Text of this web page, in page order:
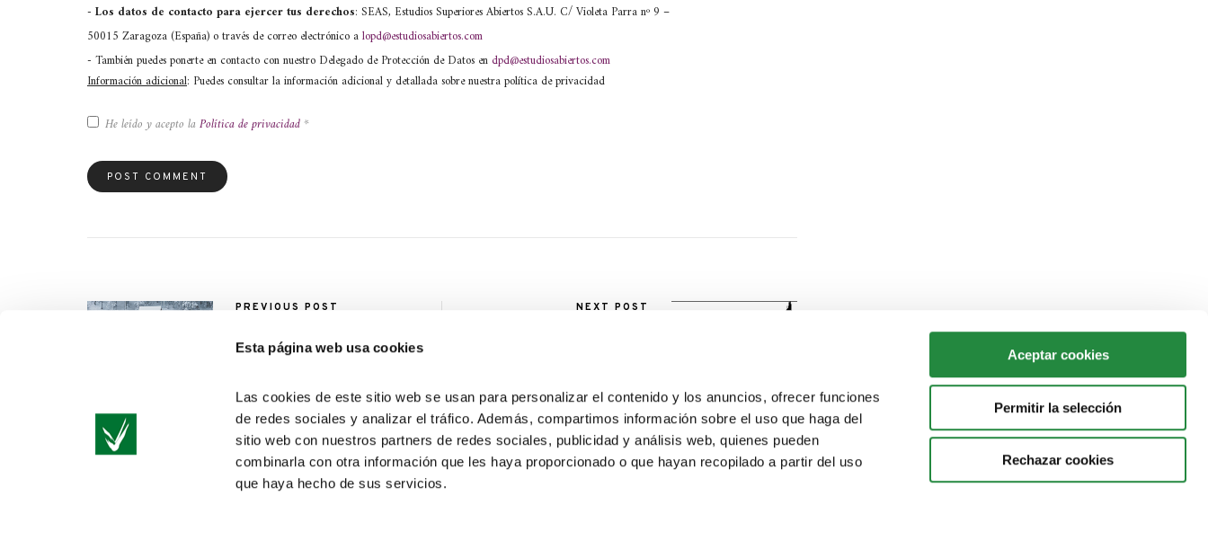
Esta página web usa cookies
Las cookies de este sitio web se usan para personalizar el contenido y los anuncios, ofrecer funciones
de redes sociales y analizar el tráfico. Además, compartimos información sobre el uso que haga del
sitio web con nuestros partners de redes sociales, publicidad y análisis web, quienes pueden
combinarla con otra información que les haya proporcionado o que hayan recopilado a partir del uso
que haya hecho de sus servicios.
Aceptar cookies
Permitir la selección
Rechazar cookies
- Los datos de contacto para ejercer tus derechos: SEAS, Estudios Superiores Abiertos S.A.U. C/ Violeta Parra nº 9 –
50015 Zaragoza (España) o través de correo electrónico alopd@estudiosabiertos.com
- También puedes ponerte en contacto con nuestro Delegado de Protección de Datos en dpd@estudiosabiertos.com
Información adicional: Puedes consultar la información adicional y detallada sobre nuestra política de privacidad
He leído y acepto la Política de privacidad *
PREVIOUS POST
mejores fotos invernales
NEXT POST